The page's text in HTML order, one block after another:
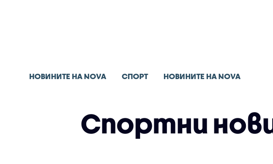
НОВИНИТЕ НА NOVA СПОРТ НОВИНИТЕ НА NOVA
Спортни